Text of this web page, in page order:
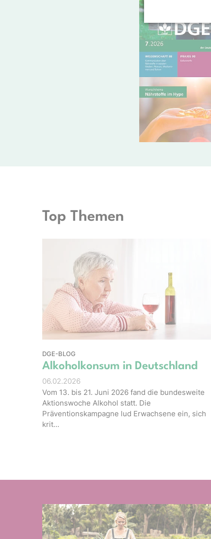
Top Themen
DGE-BLOG
Alkoholkonsum in Deutschland
06.02.2026
Vom 13. bis 21. Juni 2026 fand die bundesweite
Aktionswoche Alkohol statt. Die
Präventionskampagne lud Erwachsene ein, sich
krit…